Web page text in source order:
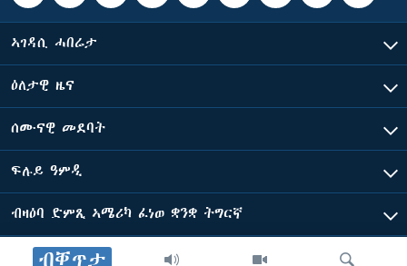
ብቐጥታ
ኣገዳሲ ሓበሬታ
ዕለታዊ ዜና
ሰሙናዊ መደባት
ፍሉይ ዓምዲ
ብዛዕባ ድምጺ ኣሜሪካ ፈነወ ቋንቋ ትግርኛ
ድምጺ ኣመሪካ ብመሰል ጸሓፊ ዝተሓለወዩ።